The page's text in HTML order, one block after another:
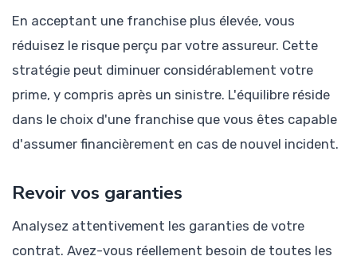
En acceptant une franchise plus élevée, vous
réduisez le risque perçu par votre assureur. Cette
stratégie peut diminuer considérablement votre
prime, y compris après un sinistre. L'équilibre réside
dans le choix d'une franchise que vous êtes capable
d'assumer financièrement en cas de nouvel incident.
Revoir vos garanties
Analysez attentivement les garanties de votre
contrat. Avez-vous réellement besoin de toutes les